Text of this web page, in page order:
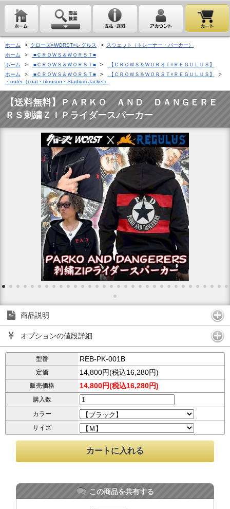
ホーム > クローズ×WORST×レグルス > スウェット（トレーナー・パーカー）
ホーム
>
■ＣＲＯＷＳ＆ＷＯＲＳＴ■
ホーム
> ■ＣＲＯＷＳ＆ＷＯＲＳＴ■ >
【ＣＲＯＷＳ＆ＷＯＲＳＴ×ＲＥＧＵＬＵＳ】
ホーム
> ■ＣＲＯＷＳ＆ＷＯＲＳＴ■ > 【ＣＲＯＷＳ＆ＷＯＲＳＴ×ＲＥＧＵＬＵＳ】
>
・outer（coat・blouson・Stadium Jacket）
【送料無料】ＰＡＲＫＯ ＡＮＤ ＤＡＮＧＥＲＥ
ＲＳ刺繍ＺＩＰライダースパーカー
商品説明
オプションの値段詳細
型番 REB-PK-001B
定価 14,800円(税込16,280円)
販売価格 14,800円(税込16,280円)
購入数
カラー
サイズ
この商品を共有する